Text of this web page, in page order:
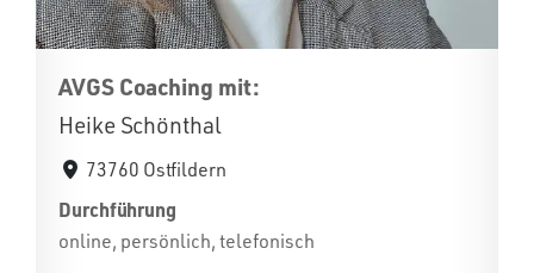
AVGS Coaching mit:
Heike Schönthal
73760 Ostfildern
Durchführung
online, persönlich, telefonisch